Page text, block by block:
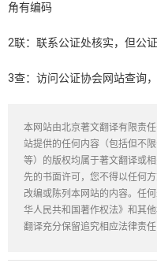
角有编码
2联：联系公证处核实，但公
3查：访问公证协会网站查询
本网站由北京著文翻译有限责
站提供的任何内容（包括但不
等）的版权均属于著文翻译或
先的书面许可，您不得以任何
改编或陈列本网站的内容。任
华人民共和国著作权法》和其
翻译充分保留追究相应法律责任